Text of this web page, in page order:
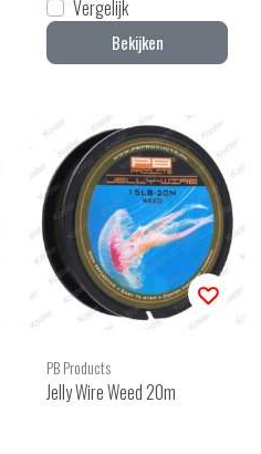
Vergelijk
Bekijken
PB Products
Jelly Wire Weed 20m